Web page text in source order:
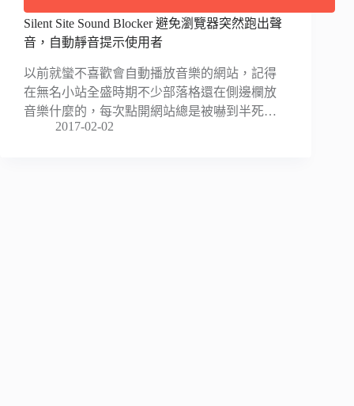
Silent Site Sound Blocker 避免瀏覽器突然跑出聲
音，自動靜音提示使用者
以前就蠻不喜歡會自動播放音樂的網站，記得
在無名小站全盛時期不少部落格還在側邊欄放
音樂什麼的，每次點開網站總是被嚇到半死…
2017-02-02